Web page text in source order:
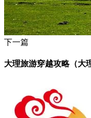
下一篇
大理旅游穿越攻略（大